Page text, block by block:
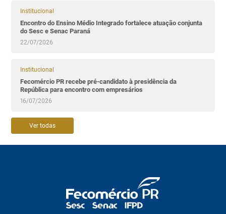
Institucional
Encontro do Ensino Médio Integrado fortalece atuação conjunta
do Sesc e Senac Paraná
22/07/2026
Institucional
Fecomércio PR recebe pré-candidato à presidência da
República para encontro com empresários
16/07/2026
Ver todas